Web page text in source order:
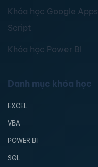
Khóa học Google Apps
Script
Khóa học Power BI
Danh mục khóa học
EXCEL
VBA
POWER BI
SQL